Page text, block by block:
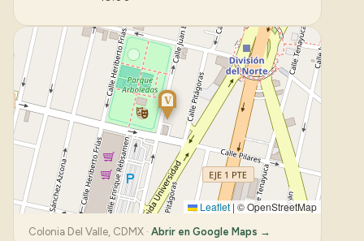
V
Leaflet | © OpenStreetMap
Colonia Del Valle, CDMX · Abrir en Google Maps →